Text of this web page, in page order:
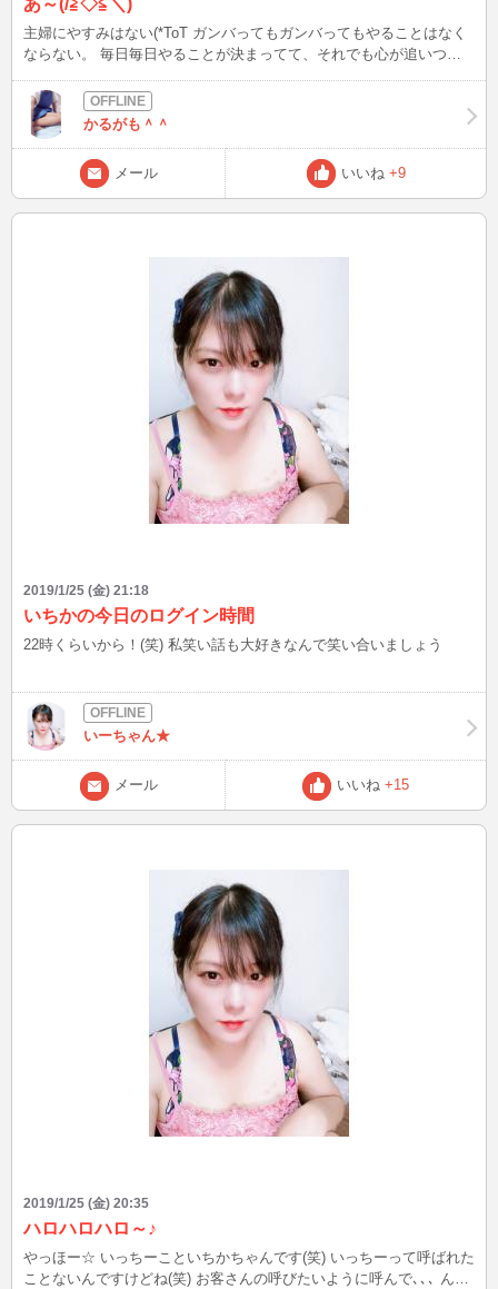
主婦にやすみはない(*ToT ガンバってもガンバってもやることはなく
ならない。 毎日毎日やることが決まってて、それでも心が追いつか
いつもと変わらない日常に、弱音を吐きたいときもある(*ToT) そんな
ときに、ちょっと休憩してからここへイン！！ いつもの自分じゃな
い自分に変わるときは戸惑うけど、もうひとつのわたしの顔 普段と
違う一面 普段の自分を変えてくれる場所( 〃▽〃) 褒めてくれる殿方
(*・∀・*)ノ 自分が役に立ってると、なんか嬉しい！ 本日も週末、皆
様に会えるのを楽しみにしてるかるがもなのでした(*´ω｀*)
かるがも＾＾
メール いいね +9
2019/1/25 (金) 21:18
いちかの今日のログイン時間
22時くらいから！(笑) 私笑い話も大好きなんで笑い合いましょう
いーちゃん★
メール いいね +15
2019/1/25 (金) 20:35
ハロハロハロ～♪
やっほー☆ いっちーこといちかちゃんです(笑) いっちーって呼ばれた
ことないんですけどね(笑) お客さんの呼びたいように呼んで､､､ んー